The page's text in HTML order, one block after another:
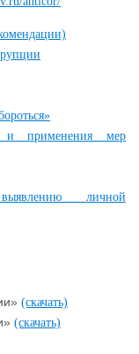
и применения мер
личной
(скачать)
(скачать)